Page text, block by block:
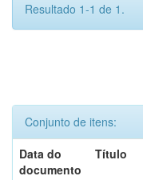
Resultado 1-1 de 1.
Conjunto de itens:
Data do
documento
Título